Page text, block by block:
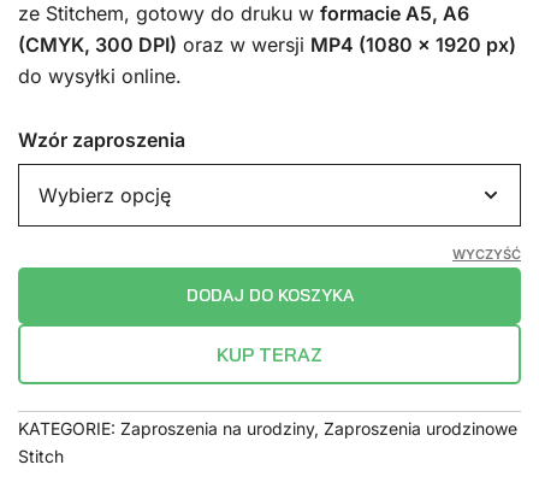
29,99 zł.14,99 zł.
ze Stitchem, gotowy do druku w formacie A5, A6
(CMYK, 300 DPI) oraz w wersji MP4 (1080 x 1920 px)
do wysyłki online.
Wzór zaproszenia
WYCZYŚĆ
DODAJ DO KOSZYKA
KUP TERAZ
KATEGORIE: Zaproszenia na urodziny, Zaproszenia urodzinowe
Stitch